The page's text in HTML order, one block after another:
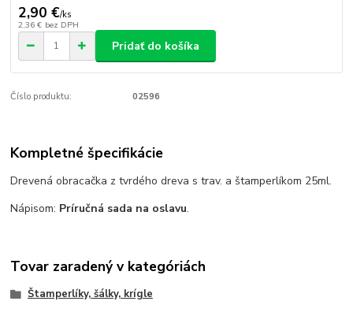
2,90 €/ks
2,36 € bez DPH
Pridať do košíka
Číslo produktu: 02596
Kompletné špecifikácie
Drevená obracačka z tvrdého dreva s trav. a štamperlíkom 25ml.
Nápisom: Príručná sada na oslavu.
Tovar zaradený v kategóriách
Štamperlíky, šálky, krígle